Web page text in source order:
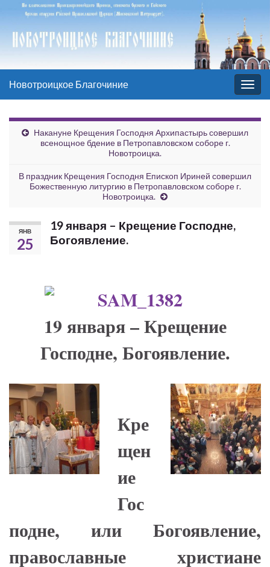
Вкл/
выкл
Новотроицкое Благочиние
Накануне Крещения Господня Архипастырь совершил
всенощное бдение в Петропавловском соборе г.
Новотроицка.
В праздник Крещения Господня Епископ Ириней совершил
Божественную литургию в Петропавловском соборе г.
Новотроицка.
ЯНВ
25
19 января – Крещение Господне,
Богоявление.
19 января – Крещение
Господне, Богоявление.
Кре
щен
ие
Гос
подне, или Богоявление,
православные христиане